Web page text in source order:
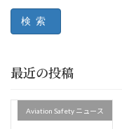
検索
最近の投稿
Aviation Safety ニュース